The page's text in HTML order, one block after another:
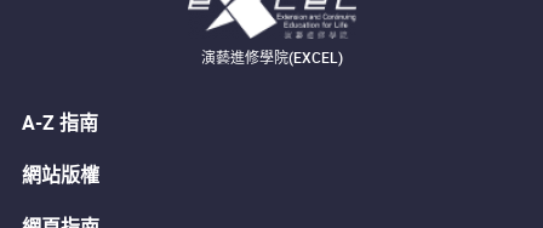
演藝進修學院(EXCEL)
A-Z 指南
網站版權